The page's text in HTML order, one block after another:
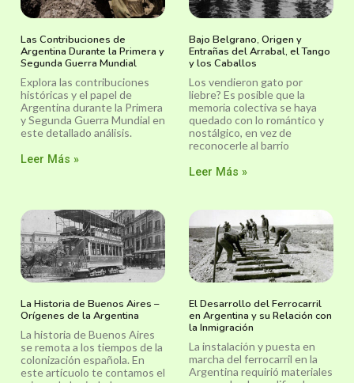
Las Contribuciones de
Argentina Durante la Primera y
Segunda Guerra Mundial
Explora las contribuciones
históricas y el papel de
Argentina durante la Primera
y Segunda Guerra Mundial en
este detallado análisis.
Leer Más »
Bajo Belgrano, Origen y
Entrañas del Arrabal, el Tango
y los Caballos
Los vendieron gato por
liebre? Es posible que la
memoria colectiva se haya
quedado con lo romántico y
nostálgico, en vez de
reconocerle al barrio
Leer Más »
La Historia de Buenos Aires –
Orígenes de la Argentina
La historia de Buenos Aires
se remota a los tiempos de la
colonización española. En
este artícuolo te contamos el
El Desarrollo del Ferrocarril
en Argentina y su Relación con
la Inmigración
La instalación y puesta en
marcha del ferrocarril en la
Argentina requirió materiales